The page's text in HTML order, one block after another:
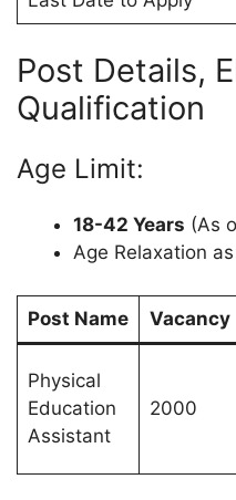
Post Details,
Qualification
Age Limit:
18-42 Years (As
Age Relaxation
Post Name Vacancy
Physical
Education
Assistant
2000